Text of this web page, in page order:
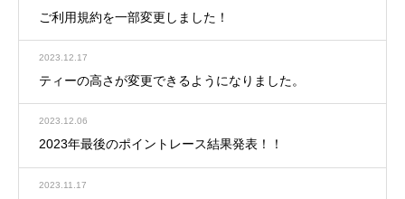
ご利用規約を一部変更しました！
2023.12.17
ティーの高さが変更できるようになりました。
2023.12.06
2023年最後のポイントレース結果発表！！
2023.11.17